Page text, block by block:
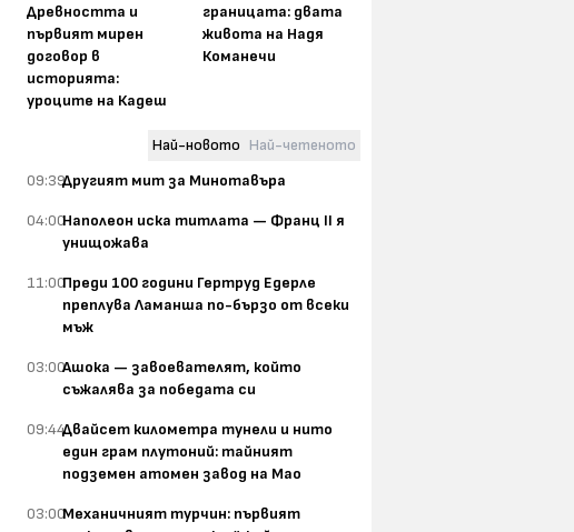
Древността и
първият мирен
договор в
историята:
уроците на Кадеш
границата: двата
живота на Надя
Команечи
Най-новото Най-четеното
09:39Другият мит за Минотавъра
04:00Наполеон иска титлата — Франц II я
унищожава
11:00Преди 100 години Гертруд Едерле
преплува Ламанша по-бързо от всеки
мъж
03:00Ашока — завоевателят, който
съжалява за победата си
09:44Двайсет километра тунели и нито
един грам плутоний: тайният
подземен атомен завод на Мао
03:00Механичният турчин: първият